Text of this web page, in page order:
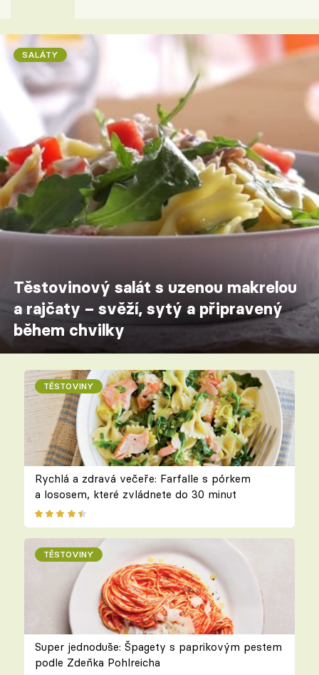
SALÁTY
Těstovinový salát s uzenou makrelou
a rajčaty – svěží, sytý a připravený
během chvilky
TĚSTOVINY
Rychlá a zdravá večeře: Farfalle s pórkem
a lososem, které zvládnete do 30 minut
TĚSTOVINY
Super jednoduše: Špagety s paprikovým pestem
podle Zdeňka Pohlreicha